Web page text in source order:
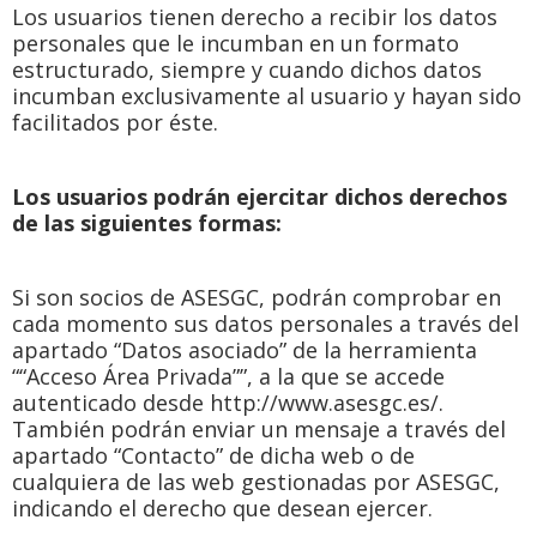
Los usuarios tienen derecho a recibir los datos
personales que le incumban en un formato
estructurado, siempre y cuando dichos datos
incumban exclusivamente al usuario y hayan sido
facilitados por éste.
Los usuarios podrán ejercitar dichos derechos
de las siguientes formas:
Si son socios de ASESGC, podrán comprobar en
cada momento sus datos personales a través del
apartado “Datos asociado” de la herramienta
““Acceso Área Privada””, a la que se accede
autenticado desde http://www.asesgc.es/.
También podrán enviar un mensaje a través del
apartado “Contacto” de dicha web o de
cualquiera de las web gestionadas por ASESGC,
indicando el derecho que desean ejercer.